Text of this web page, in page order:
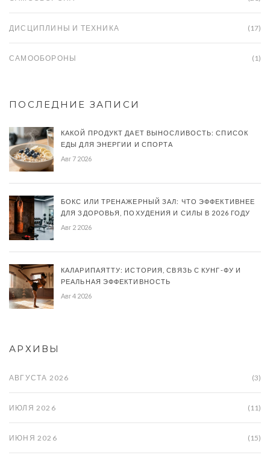
ДИСЦИПЛИНЫ И ТЕХНИКА (17)
САМООБОРОНЫ (1)
ПОСЛЕДНИЕ ЗАПИСИ
КАКОЙ ПРОДУКТ ДАЕТ ВЫНОСЛИВОСТЬ: СПИСОК
ЕДЫ ДЛЯ ЭНЕРГИИ И СПОРТА
Авг 7 2026
БОКС ИЛИ ТРЕНАЖЕРНЫЙ ЗАЛ: ЧТО ЭФФЕКТИВНЕЕ
ДЛЯ ЗДОРОВЬЯ, ПОХУДЕНИЯ И СИЛЫ В 2026 ГОДУ
Авг 2 2026
КАЛАРИПАЯТТУ: ИСТОРИЯ, СВЯЗЬ С КУНГ-ФУ И
РЕАЛЬНАЯ ЭФФЕКТИВНОСТЬ
Авг 4 2026
АРХИВЫ
АВГУСТА 2026 (3)
ИЮЛЯ 2026 (11)
ИЮНЯ 2026 (15)